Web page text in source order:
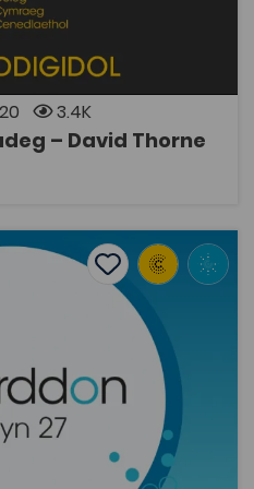
3.4K
– David Thorne
Rhoir nifer o
gramadegol yn
a glywir o'n cwmpas bob
ponticum:
Add to favourites
Add to favourites
a'i ymlediad yng